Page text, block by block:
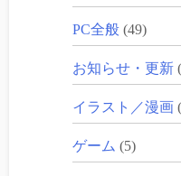
PC全般 (49)
お知らせ・更新
イラスト／漫画
ゲーム (5)